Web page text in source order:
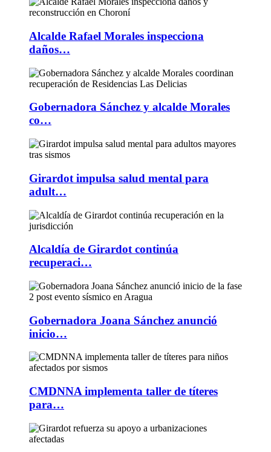
Alcalde Rafael Morales inspecciona
daños…
Gobernadora Sánchez y alcalde Morales
co…
Girardot impulsa salud mental para
adult…
Alcaldía de Girardot continúa
recuperaci…
Gobernadora Joana Sánchez anunció
inicio…
CMDNNA implementa taller de títeres
para…